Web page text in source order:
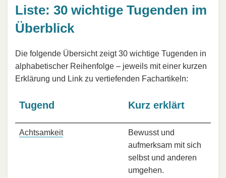
Liste: 30 wichtige Tugenden im
Überblick
Die folgende Übersicht zeigt 30 wichtige Tugenden in
alphabetischer Reihenfolge – jeweils mit einer kurzen
Erklärung und Link zu vertiefenden Fachartikeln:
Tugend Kurz erklärt
Achtsamkeit
Bewusst und
aufmerksam mit sich
selbst und anderen
umgehen.